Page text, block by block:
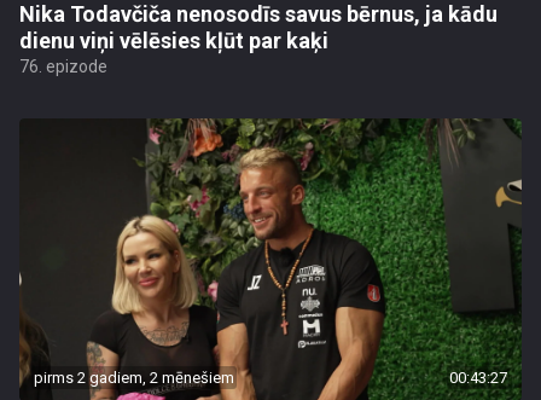
Nika Todavčiča nenosodīs savus bērnus, ja kādu
dienu viņi vēlēsies kļūt par kaķi
76. epizode
pirms 2 gadiem, 2 mēnešiem 00:43:27